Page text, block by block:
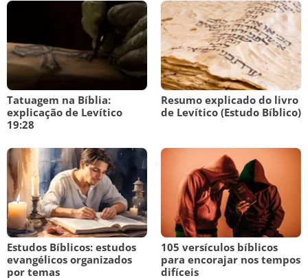
Tatuagem na Bíblia:
explicação de Levítico
19:28
Resumo explicado do livro
de Levítico (Estudo Bíblico)
Estudos Bíblicos: estudos
evangélicos organizados
por temas
105 versículos bíblicos
para encorajar nos tempos
difíceis